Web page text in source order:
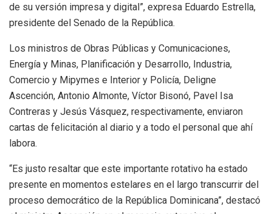
de su versión impresa y digital”, expresa Eduardo Estrella,
presidente del Senado de la República.
Los ministros de Obras Públicas y Comunicaciones,
Energía y Minas, Planificación y Desarrollo, Industria,
Comercio y Mipymes e Interior y Policía, Deligne
Ascención, Antonio Almonte, Víctor Bisonó, Pavel Isa
Contreras y Jesús Vásquez, respectivamente, enviaron
cartas de felicitación al diario y a todo el personal que ahí
labora.
“Es justo resaltar que este importante rotativo ha estado
presente en momentos estelares en el largo transcurrir del
proceso democrático de la República Dominicana”, destacó